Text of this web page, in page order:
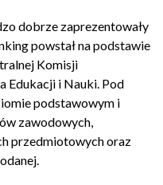
dobrze zaprezentowały
powstał na podstawie
Komisji
Edukacji i Nauki. Pod
podstawowym i
zawodowych,
przedmiotowych oraz